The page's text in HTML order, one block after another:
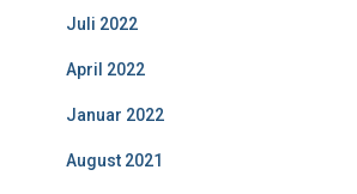
Juli 2022
April 2022
Januar 2022
August 2021